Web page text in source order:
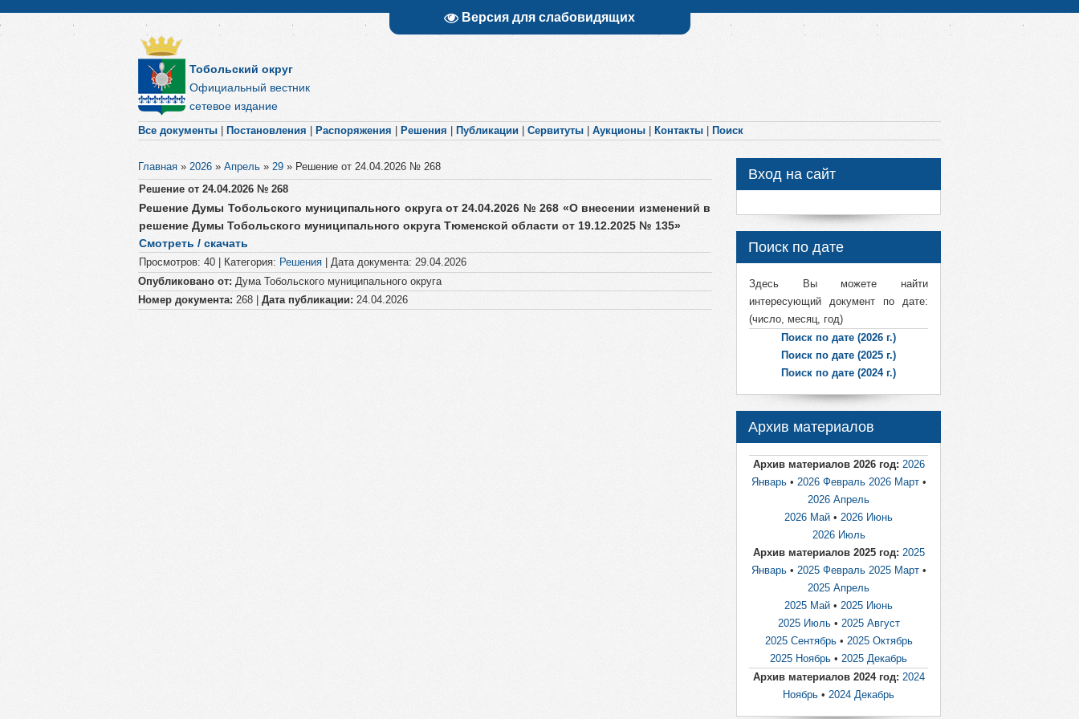
Версия для слабовидящих
Тобольский округ
Официальный вестник
сетевое издание
Все документы Постановления Распоряжения Решения Публикации Сервитуты Аукционы Контакты Поиск
Главная » 2026 » Апрель » 29 » Решение от 24.04.2026 № 268
Решение от 24.04.2026 № 268
Решение Думы Тобольского муниципального округа от 24.04.2026 № 268 «О внесении изменений в
решение Думы Тобольского муниципального округа Тюменской области от 19.12.2025 № 135»
Смотреть / скачать
Просмотров: 40 Категория: Решения Дата документа: 29.04.2026
Опубликовано от: Дума Тобольского муниципального округа
Номер документа: 268 | Дата публикации: 24.04.2026
Вход на сайт
Поиск по дате
Здесь Вы можете найти
интересующий документ по дате:
(число, месяц, год)
Поиск по дате (2026 г.)
Поиск по дате (2025 г.)
Поиск по дате (2024 г.)
Архив материалов
Архив материалов 2026 год: 2026
Январь • 2026 Февраль 2026 Март •
2026 Апрель
2026 Май • 2026 Июнь
2026 Июль
Архив материалов 2025 год: 2025
Январь• 2025 Февраль 2025 Март•
2025 Апрель
2025 Май • 2025 Июнь
2025 Июль• 2025 Август
2025 Сентябрь • 2025 Октябрь
2025 Ноябрь • 2025 Декабрь
Архив материалов 2024 год: 2024
Ноябрь • 2024 Декабрь